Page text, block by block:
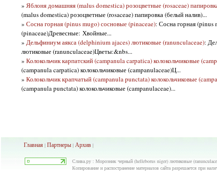
» Яблоня домашняя (malus domestica) розоцветные (rosaceae)
(malus domestica) розоцветные (rosaceae) папировка (белый налив)...
» Сосна горная (pinus mugo) сосновые (pinaceae): Сосна горная (pinus
(pinaceae)Древесные: Хвойные...
» Дельфиниум аякса (delphinium ajaces) лютиковые (ranunculaceae):
лютиковые (ranunculaceae)Цветы:&nbs...
» Колокольчик карпатский (campanula carpatica) колокольчиковые
(campanula carpatica) колокольчиковые (campanulaceae)Ц...
» Колокольчик крапчатый (campanula punctata) колокольчиковые
(campanula punctata) колокольчиковые (campanulaceae)...
Главная| Партнеры| Архив|
Слива.ру : Морозник черный (helleborus niger) лютиковые
Копирование и распостранение материалов сайта разрешается при